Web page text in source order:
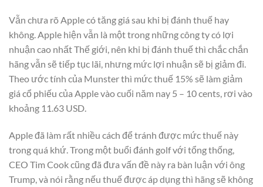
Vẫn chưa rõ Apple có tăng giá sau khi bị đánh thuế hay
không. Apple hiện vẫn là một trong những công ty có lợi
nhuận cao nhất Thế giới, nên khi bị đánh thuế thì chắc chắn
hãng vẫn sẽ tiếp tục lãi, nhưng mức lợi nhuận sẽ bị giảm đi.
Theo ước tính của Munster thì mức thuế 15% sẽ làm giảm
giá cổ phiếu của Apple vào cuối năm nay 5 – 10 cents, rơi vào
khoảng 11.63 USD.
Apple đã làm rất nhiều cách để tránh được mức thuế này
trong quá khứ. Trong một buổi đánh golf với tổng thống,
CEO Tim Cook cũng đã đưa vấn đề này ra bàn luận với ông
Trump, và nói rằng nếu thuế được áp dụng thì hãng sẽ không